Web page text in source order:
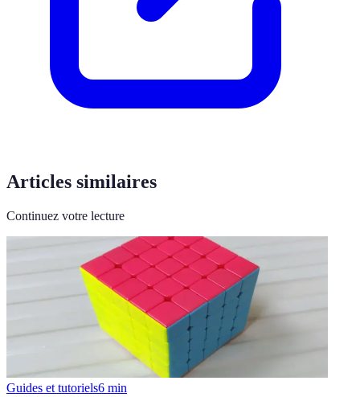
Articles similaires
Continuez votre lecture
Guides et tutoriels6 min